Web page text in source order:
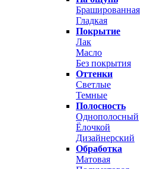
Брашированная
Гладкая
Покрытие
Лак
Масло
Без покрытия
Оттенки
Светлые
Темные
Полосность
Однополосный
Ёлочкой
Дизайнерский
Обработка
Матовая